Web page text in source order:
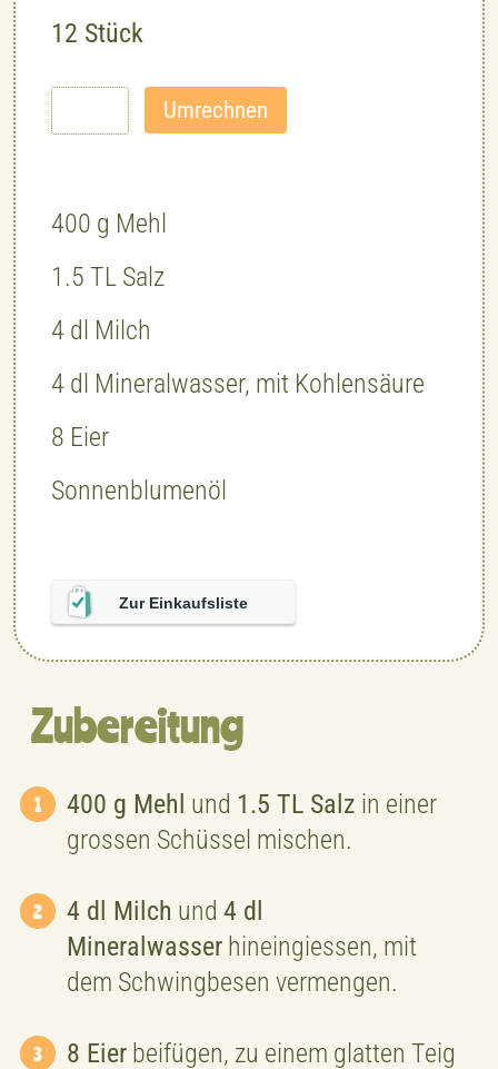
12 Stück
400 g Mehl
1.5 TL Salz
4 dl Milch
4 dl Mineralwasser, mit Kohlensäure
8 Eier
Sonnenblumenöl
Zur Einkaufsliste
Zubereitung
400 g Mehl und 1.5 TL Salz in einer
grossen Schüssel mischen.
4 dl Milch und 4 dl
Mineralwasser hineingiessen, mit
dem Schwingbesen vermengen.
8 Eier beifügen, zu einem glatten Teig